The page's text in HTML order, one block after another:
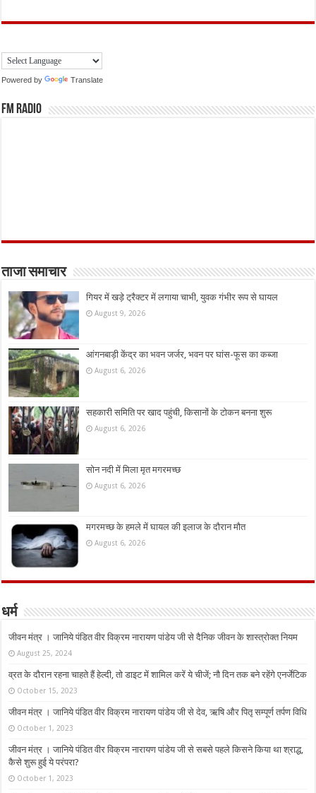
Powered by Translate
FM Radio
ताजा समाचार
गियर में खड़े ट्रैक्टर में लगाया चाभी, युवक गंभीर रूप से घायल
August 9, 2026
आंगनबाड़ी केंद्र का भवन जर्जर, भवन पर घांस-फूस का कब्जा
August 6, 2026
सहकारी समिति पर खाद पहुंची, किसानों के टोकन बनना शुरू
August 6, 2026
सोन नदी में मिला मृत मगरमच्छ
August 6, 2026
मगरमच्छ के हमले में घायल की इलाज के दौरान मौत
August 6, 2026
धर्म
जीवन मंत्र । जानिये पंडित वीर विक्रम नारायण पांडेय जी से दैनिक जीवन के शास्त्रोक्त नियम
August 25, 2024
व्रत के दौरान रहना चाहते हैं हेल्दी, तो डाइट में शामिल करें ये चीजें; नौ दिन तक बने रहेंगे एनर्जेटिक
October 15, 2023
जीवन मंत्र । जानिये पंडित वीर विक्रम नारायण पांडेय जी से देव, ऋषि और पितृ सम्पूर्ण तर्पण विधि
October 1, 2023
जीवन मंत्र । जानिये पंडित वीर विक्रम नारायण पांडेय जी से सबसे पहले किसने किया था श्राद्ध,
कैसे शुरू हुई ये परंपरा?
October 1, 2023